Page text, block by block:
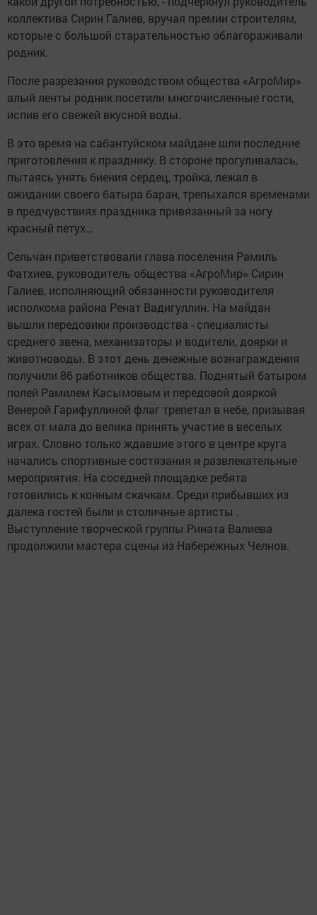
коллектива Сирин Галиев, вручая премии строителям,
которые с большой старательностью облагораживали
родник.
После разрезания руководством общества «АгроМир»
алый ленты родник посетили многочисленные гости,
испив его свежей вкусной воды.
В это время на сабантуйском майдане шли последние
приготовления к празднику. В стороне прогуливалась,
пытаясь унять биения сердец, тройка, лежал в
ожидании своего батыра баран, трепыхался временами
в предчувствиях праздника привязанный за ногу
красный петух…
Сельчан приветствовали глава поселения Рамиль
Фатхиев, руководитель общества «АгроМир» Сирин
Галиев, исполняющий обязанности руководителя
исполкома района Ренат Вадигуллин. На майдан
вышли передовики производства - специалисты
среднего звена, механизаторы и водители, доярки и
животноводы. В этот день денежные вознаграждения
получили 86 работников общества. Поднятый батыром
полей Рамилем Касымовым и передовой дояркой
Венерой Гарифуллиной флаг трепетал в небе, призывая
всех от мала до велика принять участие в веселых
играх. Словно только ждавшие этого в центре круга
начались спортивные состязания и развлекательные
мероприятия. На соседней площадке ребята
готовились к конным скачкам. Среди прибывших из
далека гостей были и столичные артисты .
Выступление творческой группы Рината Валиева
продолжили мастера сцены из Набережных Челнов.